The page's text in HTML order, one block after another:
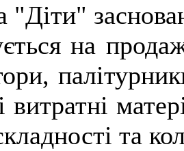
на
витратні
та